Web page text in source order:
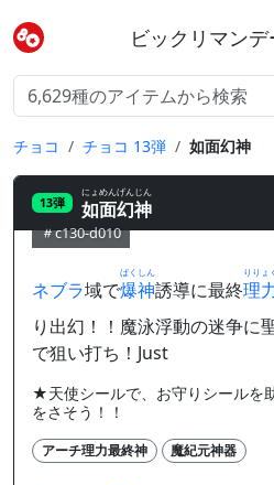
ビックリマン
チョコ チョコ 13弾 如面幻神
13弾 如面幻神
にょめんげんじん
c130-d010
ネブラ域で爆神
ばくしん
誘導に最終理
りりょく
り出幻！！魔泳浮動の迷争に
で狙い打ち！Just
★天使シールで、お守りシールを
をさそう！！
アーチ理力最終神 魔紀元神器